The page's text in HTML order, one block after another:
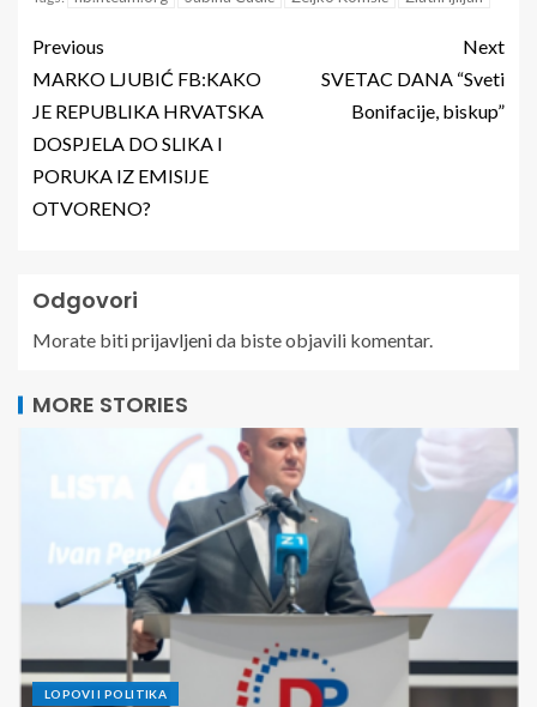
Previous
MARKO LJUBIĆ FB:KAKO
JE REPUBLIKA HRVATSKA
DOSPJELA DO SLIKA I
PORUKA IZ EMISIJE
OTVORENO?
Next
SVETAC DANA “Sveti
Bonifacije, biskup”
Odgovori
Morate bitiprijavljenida biste objavili komentar.
MORE STORIES
LOPOVI I POLITIKA